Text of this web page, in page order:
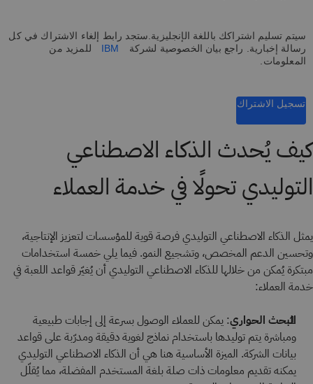
سيتم تسليم اشتراكك باللغة الإنجليزية.ستجد رابط إلغاء الاشتراك في كل
رسالة إخبارية. راجع بيان الخصوصية لشركة
للمزيد من
المعلومات.
تسجيل الاشتراك
كيف يُحدث الذكاء الاصطناعي
التوليدي تحولًا في خدمة العملاء
يمثل الذكاء الاصطناعي التوليدي فرصة قوية للمؤسسات لتعزيز الإنتاجية،
وتحسين الدعم المخصص، وتشجيع النمو. فيما يلي خمسة استخدامات
مبتكرة يُمكن من خلالها للذكاء الاصطناعي التوليدي أن يُغيّر قواعد اللعبة في
خدمة العملاء:
البحث الحواري: يمكن للعملاء الوصول بسرعة إلى إجابات طبيعية
ومباشرة يتم توليدها باستخدام نماذج لغوية دقيقة ومدرّبة على قواعد
بيانات الشركة. الميزة الأساسية هنا هي أن الذكاء الاصطناعي التوليدي
يمكنه تقديم معلومات ذات صلة بلغة المستخدم المفضلة، مما يُقلّل